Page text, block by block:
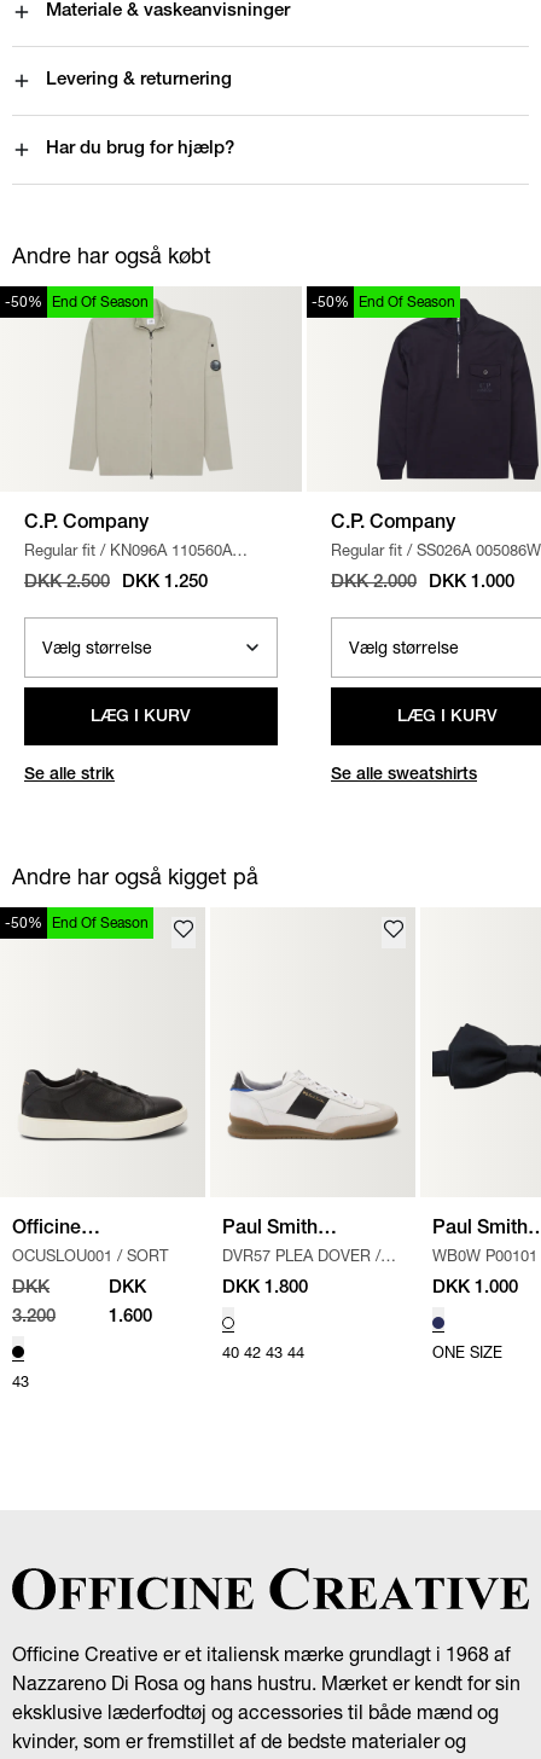
Materiale & vaskeanvisninger
Levering & returnering
Har du brug for hjælp?
Andre har også købt
-50% End Of Season
C.P. Company
Regular fit / KN096A 110560A
STRIK / SAND
DKK 2.500 DKK 1.250
LÆG I KURV
Se alle strik
-50% End Of Season
C.P. Company
Regular fit / SS026A 005086W
SWEATSHIRT
/ NAVY
DKK 2.000 DKK 1.000
LÆG I KURV
Se alle sweatshirts
Andre har også kigget på
-50% End Of Season
Officine
Creative
OCUSLOU001 / SORT
DKK
3.200
DKK
1.600
43
Paul Smith
Shoes
DVR57 PLEA DOVER /
HVID/SORT
DKK 1.800
40 42 43 44
Paul Smith
Accessories
WB0W
/ NAVY
DKK 1.000
ONE SIZE
Officine Creative er et italiensk mærke grundlagt i 1968 af
Nazzareno Di Rosa og hans hustru. Mærket er kendt for sin
eksklusive læderfodtøj og accessories til både mænd og
kvinder, som er fremstillet af de bedste materialer og